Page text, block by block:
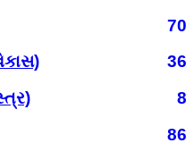
70
36
8
86